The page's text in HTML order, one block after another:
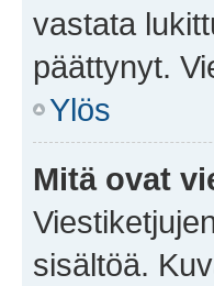
vastata
päättynyt.
Ylös
Mitä ovat
sisältöä.